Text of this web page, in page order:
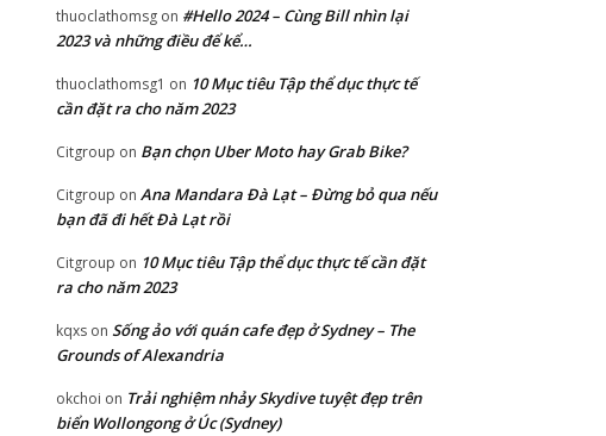
thuoclathomsg on #Hello 2024 – Cùng Bill nhìn lại
2023 và những điều để kể…
thuoclathomsg1 on 10 Mục tiêu Tập thể dục thực tế
cần đặt ra cho năm 2023
Citgroup on Bạn chọn Uber Moto hay Grab Bike?
Citgroup on Ana Mandara Đà Lạt – Đừng bỏ qua nếu
bạn đã đi hết Đà Lạt rồi
Citgroup on 10 Mục tiêu Tập thể dục thực tế cần đặt
ra cho năm 2023
kqxs on Sống ảo với quán cafe đẹp ở Sydney – The
Grounds of Alexandria
okchoi on Trải nghiệm nhảy Skydive tuyệt đẹp trên
biển Wollongong ở Úc (Sydney)